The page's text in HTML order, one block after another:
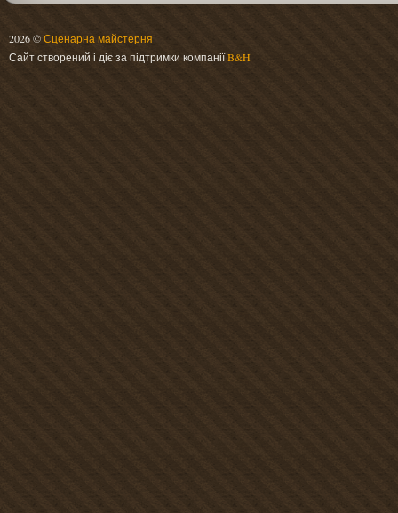
2026 ©Сценарна майстерня
Сайт створений і діє за підтримки компаніїB&H